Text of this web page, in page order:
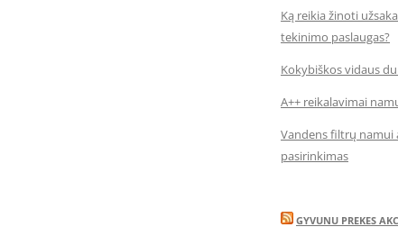
Ką reikia žinoti
tekinimo paslaugas?
Kokybiškos vidaus
A++ reikalavimai
Vandens filtrų namui
pasirinkimas
GYVUNU PREKES